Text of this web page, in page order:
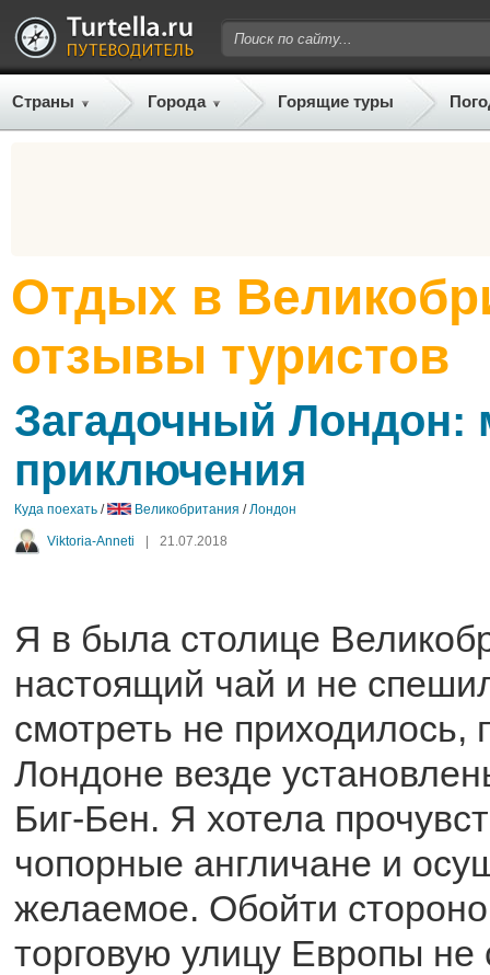
Страны Города Горящие туры
Отдых в
отзывы туристов
Загадочный Лондон:
приключения
Куда поехать / Великобритания /Лондон
Viktoria-Anneti | 21.07.2018
Я в была столице
настоящий чай и не
смотреть не приходилось,
Лондоне везде
Биг-Бен. Я хотела
чопорные англичане и
желаемое. Обойти
торговую улицу Европы не